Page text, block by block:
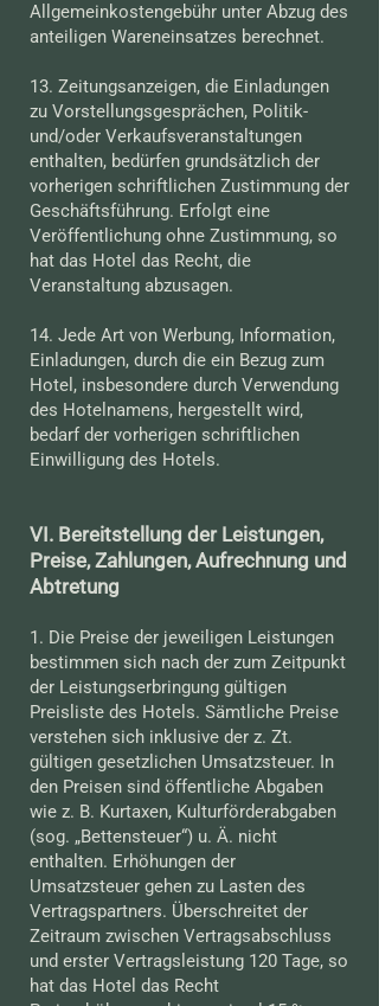
Allgemeinkostengebühr unter Abzug des
anteiligen Wareneinsatzes berechnet.
13. Zeitungsanzeigen, die Einladungen
zu Vorstellungsgesprächen, Politik-
und/oder Verkaufsveranstaltungen
enthalten, bedürfen grundsätzlich der
vorherigen schriftlichen Zustimmung der
Geschäftsführung. Erfolgt eine
Veröffentlichung ohne Zustimmung, so
hat das Hotel das Recht, die
Veranstaltung abzusagen.
14. Jede Art von Werbung, Information,
Einladungen, durch die ein Bezug zum
Hotel, insbesondere durch Verwendung
des Hotelnamens, hergestellt wird,
bedarf der vorherigen schriftlichen
Einwilligung des Hotels.
VI. Bereitstellung der Leistungen,
Preise, Zahlungen, Aufrechnung und
Abtretung
1. Die Preise der jeweiligen Leistungen
bestimmen sich nach der zum Zeitpunkt
der Leistungserbringung gültigen
Preisliste des Hotels. Sämtliche Preise
verstehen sich inklusive der z. Zt.
gültigen gesetzlichen Umsatzsteuer. In
den Preisen sind öffentliche Abgaben
wie z. B. Kurtaxen, Kulturförderabgaben
(sog. „Bettensteuer“) u. Ä. nicht
enthalten. Erhöhungen der
Umsatzsteuer gehen zu Lasten des
Vertragspartners. Überschreitet der
Zeitraum zwischen Vertragsabschluss
und erster Vertragsleistung 120 Tage, so
hat das Hotel das Recht